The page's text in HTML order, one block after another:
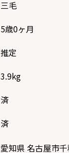
三毛
5歳0ヶ月
推定
3.9kg
済
済
愛知県 名古屋市